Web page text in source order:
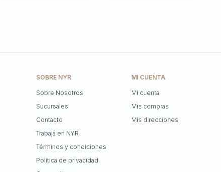
SOBRE NYR
Sobre Nosotros
Sucursales
Contacto
Trabajá en NYR
Términos y condiciones
Política de privacidad
MI CUENTA
Mi cuenta
Mis compras
Mis direcciones